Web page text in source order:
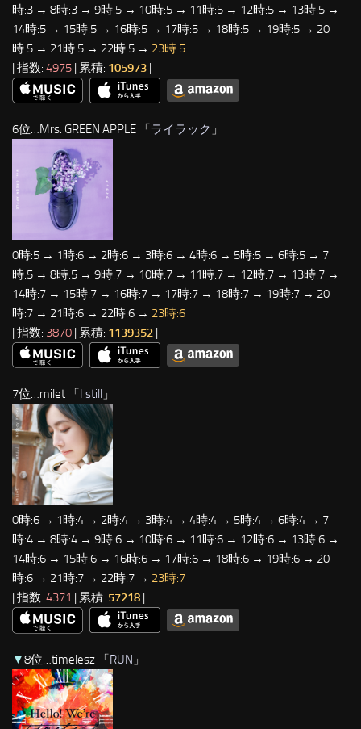
時:3 → 8時:3 → 9時:5 → 10時:5 → 11時:5 → 12時:5 → 13時:5 →
14時:5 → 15時:5 → 16時:5 → 17時:5 → 18時:5 → 19時:5 → 20
時:5 → 21時:5 → 22時:5 → 23時:5
| 指数: 4975 | 累積: 105973 |
6位…Mrs. GREEN APPLE 「ライラック 」
0時:5 → 1時:6 → 2時:6 → 3時:6 → 4時:6 → 5時:5 → 6時:5 → 7
時:5 → 8時:5 → 9時:7 → 10時:7 → 11時:7 → 12時:7 → 13時:7 →
14時:7 → 15時:7 → 16時:7 → 17時:7 → 18時:7 → 19時:7 → 20
時:7 → 21時:6 → 22時:6 → 23時:6
| 指数: 3870 | 累積: 1139352 |
7位…milet 「 I still 」
0時:6 → 1時:4 → 2時:4 → 3時:4 → 4時:4 → 5時:4 → 6時:4 → 7
時:4 → 8時:4 → 9時:6 → 10時:6 → 11時:6 → 12時:6 → 13時:6 →
14時:6 → 15時:6 → 16時:6 → 17時:6 → 18時:6 → 19時:6 → 20
時:6 → 21時:7 → 22時:7 → 23時:7
| 指数: 4371 | 累積: 57218
▼8位…timelesz 「RUN 」